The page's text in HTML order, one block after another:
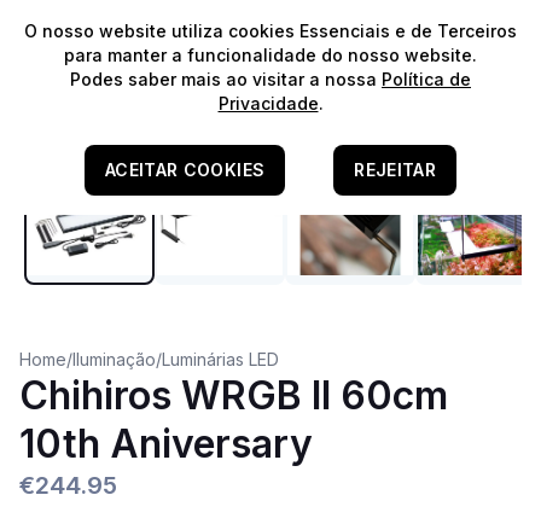
⭐️ Envios Gratuitos para encomendas acima de 60€!*⭐️
Home/Iluminação/Luminárias LED
Chihiros WRGB II 60cm
10th Aniversary
€244.95
O nosso website utiliza cookies Essenciais e de Terceiros
para manter a funcionalidade do nosso website.
Podes saber mais ao visitar a nossa Política de
Privacidade.
ACEITAR COOKIES REJEITAR